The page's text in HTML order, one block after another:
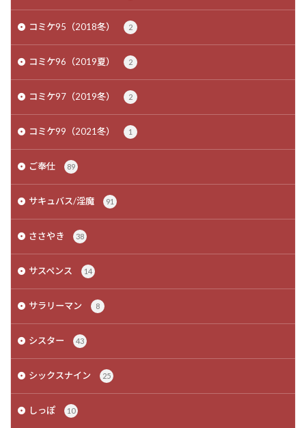
コミケ95（2018冬） 2
コミケ96（2019夏） 2
コミケ97（2019冬） 2
コミケ99（2021冬） 1
ご奉仕 89
サキュバス/淫魔 91
ささやき 38
サスペンス 14
サラリーマン 8
シスター 43
シックスナイン 25
しっぽ 10